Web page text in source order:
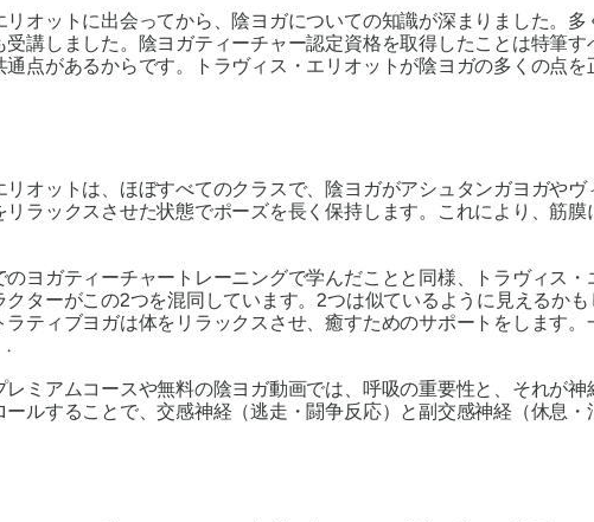
リオットに出会ってから、陰ヨガについての知識が深まりました。
受講しました。陰ヨガティーチャー認定資格を取得したことは特筆
通点があるからです。トラヴィス・エリオットが陰ヨガの多くの点
リオットは、ほぼすべてのクラスで、陰ヨガがアシュタンガヨガや
リラックスさせた状態でポーズを長く保持します。これにより、筋
のヨガティーチャートレーニングで学んだことと同様、トラヴィス
クターがこの2つを混同しています。2つは似ているように見えるか
ラティブヨガは体をリラックスさせ、癒すためのサポートをします
.
レミアムコースや無料の陰ヨガ動画では、呼吸の重要性と、それが
ールすることで、交感神経（逃走・闘争反応）と副交感神経（休息